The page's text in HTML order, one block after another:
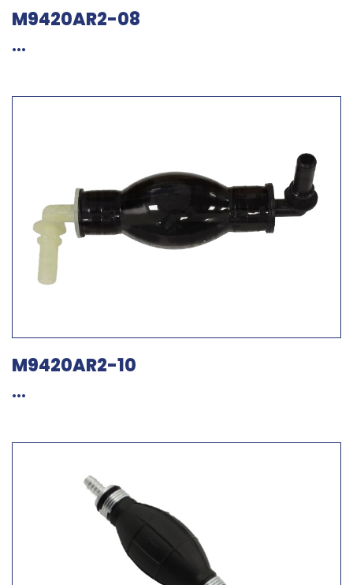
M9420AR2-08
...
M9420AR2-10
...